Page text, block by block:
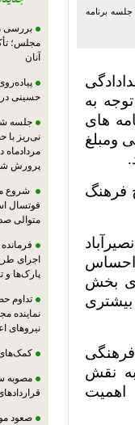
برنامه
به
های
ومبلغ
فرهنگ
احساس
بخش
بیشتری
فرهنگی
به نقش
اهمیت
بررسی
مجلس؛
آنان
حسینی در
جلسه
پرورش
شروع
فوتسال
متوالی
اجرای
پارک‌ها و
تداوم
نماینده
نیروهای
مصوبه
صعود